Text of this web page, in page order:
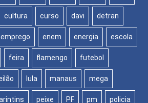
cultura curso davi detran
emprego enem energia escola
feira flamengo futebol
lula manaus mega
peixe PF pm policia